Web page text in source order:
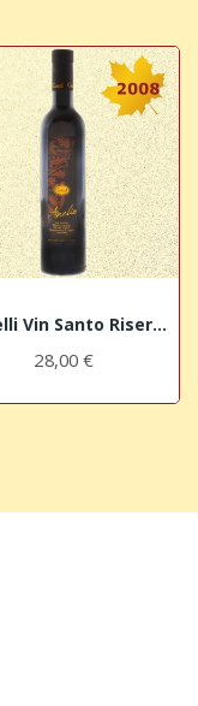
Cupelli Vin Santo Riserva 2008 AMELIO - San...
28,00 €